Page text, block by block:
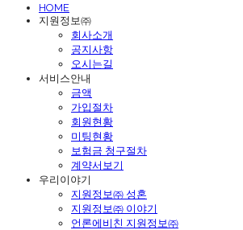
HOME
지원정보㈜
회사소개
공지사항
오시는길
서비스안내
금액
가입절차
회원현황
미팅현황
보험금 청구절차
계약서보기
우리이야기
지원정보㈜ 성혼
지원정보㈜ 이야기
언론에비친 지원정보㈜